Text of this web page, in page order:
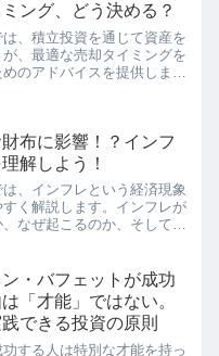
ング、どう決める？
は、積立投資を通じて資産を
、最適な売却タイミングを
のアドバイスを提供しま
します。
布に影響！？インフ
解しよう！
は、インフレという経済現象
く解説します。インフレが
なぜ起こるのか、そしてそ
。また、中央銀行がインフ
に制御するか、そして日本
況についても触れていま
・バフェットが成功
「才能」ではない。
できる投資の原則
功する人は特別な才能を持っ